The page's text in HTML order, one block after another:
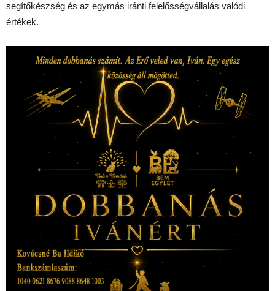
segítőkészség és az egymás iránti felelősségvállalás valódi
értékek.